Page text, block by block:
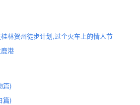
林贺州徒步计划,过个火车上的情人节
港
篇)
篇)